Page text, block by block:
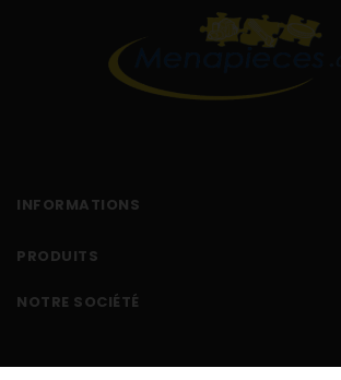
INFORMATIONS
PRODUITS
NOTRE SOCIÉTÉ